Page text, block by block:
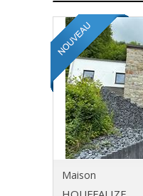
Maison